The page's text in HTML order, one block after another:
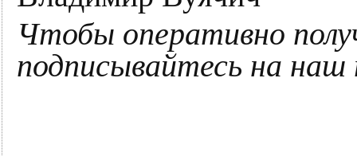
Чтобы оперативно
подписывайтесь на